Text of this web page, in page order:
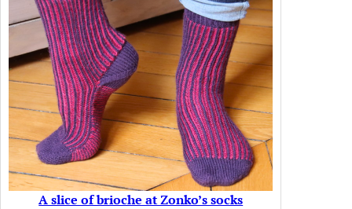
A slice of brioche at Zonko’s socks